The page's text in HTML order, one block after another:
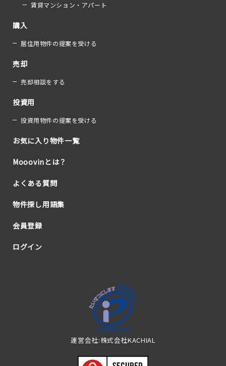
賃貸マンション・アパート
購入
居住用物件の提案を受ける
売却
売却相談をする
投資用
投資用物件の提案を受ける
お気に入り物件一覧
Mooovinとは？
よくある質問
物件探し用語集
会員登録
ログイン
運営会社:株式会社KACHIAL